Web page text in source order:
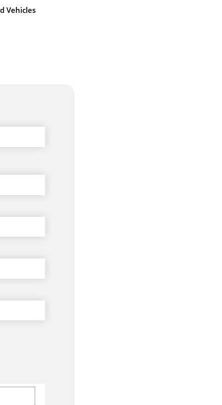
Vehicles